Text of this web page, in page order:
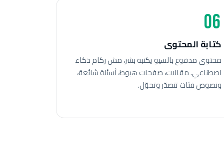
06
كتابة المحتوى
محتوى مدفوع بالسيو يكتبه بشر، مش ركام ذكاء
اصطناعي. مقالات، صفحات هبوط، أسئلة شائعة،
ونصوص فئات تتصدّر وتحوّل.